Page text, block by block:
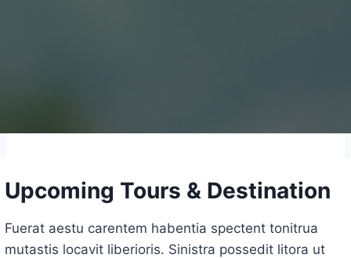
Upcoming Tours & Destination
Fuerat aestu carentem habentia spectent tonitrua
mutastis locavit liberioris. Sinistra possedit litora ut